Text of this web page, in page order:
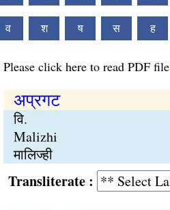
व श ष स ह
Please click here to read PDF file
अप्रगट
वि.
Malizhi
मालिज्ही
: